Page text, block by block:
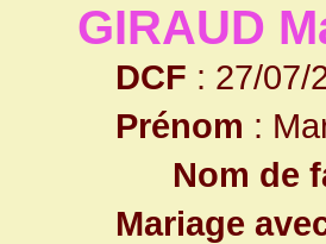
GIRAUD
DCF : 27/07/
Prénom :
Nom de
Mariage